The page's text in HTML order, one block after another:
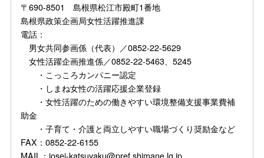
〒690-8501 島根県松江市殿町1番地
島根県政策企画局女性活躍推進課
電話：
男女共同参画係（代表）／0852-22-5629
女性活躍企画推進係／0852-22-5463、5245
・こっころカンパニー認定
・しまね女性の活躍応援企業登録
・女性活躍のための働きやすい環境整備支援事業費補
助金
・子育て・介護と両立しやすい職場づくり奨励金など
FAX：0852-22-6155
MAIL：josei-katsuyaku@pref.shimane.lg.jp